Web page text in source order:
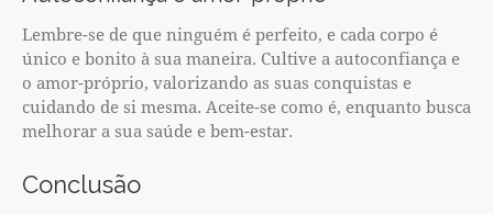
Lembre-se de que ninguém é perfeito, e cada corpo é
único e bonito à sua maneira. Cultive a autoconfiança e
o amor-próprio, valorizando as suas conquistas e
cuidando de si mesma. Aceite-se como é, enquanto busca
melhorar a sua saúde e bem-estar.
Conclusão